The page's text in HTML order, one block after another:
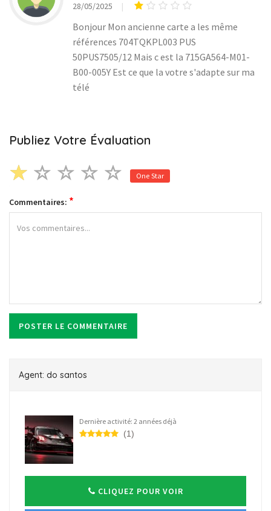
28/05/2025
Bonjour Mon ancienne carte a les même
références 704TQKPL003 PUS
50PUS7505/12 Mais c est la 715GA564-M01-
B00-005Y Est ce que la votre s'adapte sur ma
télé
Publiez Votre Évaluation
One Star
Commentaires: *
Agent: do santos
Dernière activité: 2 années déjà
(1)
CLIQUEZ POUR VOIR